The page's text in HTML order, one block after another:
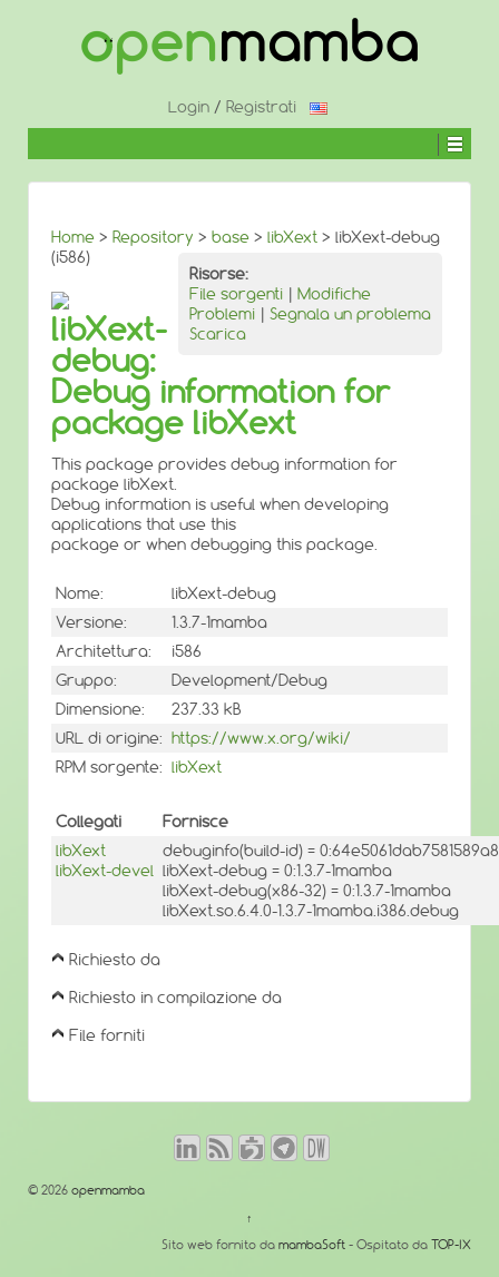
CONTENUTO
Login / Registrati
Home > Repository > base > libXext > libXext-debug
(i586)
Risorse:
File sorgenti | Modifiche
Problemi | Segnala un problema
Scarica
libXext-
debug:
Debug information for
package libXext
This package provides debug information for
package libXext.
Debug information is useful when developing
applications that use this
package or when debugging this package.
Nome:
libXext-debug
Versione:
1.3.7-1mamba
Architettura:
i586
Gruppo:
Development/Debug
Dimensione:
237.33 kB
URL di origine: https://www.x.org/wiki/
RPM sorgente: libXext
Collegati
Fornisce
libXext
libXext-devel
debuginfo(build-id) =
libXext-debug = 0:1.3.7-1mamba
libXext-debug(x86-32) = 0:1.3.7-1mamba
libXext.so.6.4.0-1.3.7-1mamba.i386.debug
Richiesto da
Richiesto in compilazione da
File forniti
© 2026 openmamba
↑
Sito web fornito da mambaSoft - Ospitato da TOP-IX